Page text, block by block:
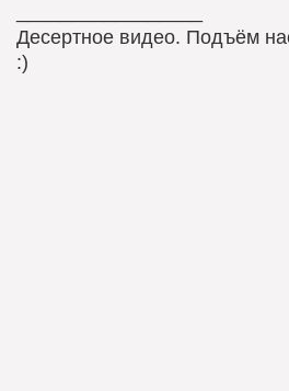
Десертное видео. Подъём
:)